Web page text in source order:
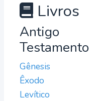
Livros
Antigo
Testamento
Gênesis
Êxodo
Levítico